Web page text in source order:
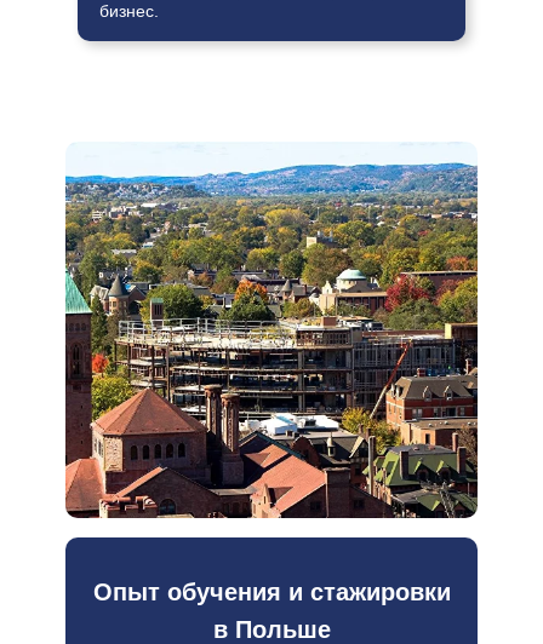
бизнес.
Опыт обучения и стажировки
в Польше